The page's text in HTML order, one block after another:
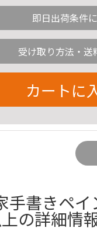
即日出荷条件
受け取り方法・送
カートに
書きペイ
の詳細情